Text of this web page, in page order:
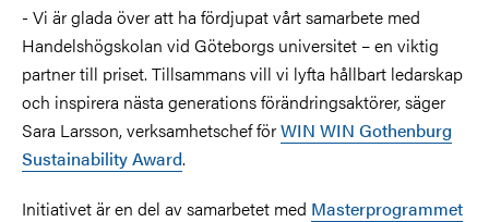
- Vi är glada över att ha fördjupat vårt samarbete med
Handelshögskolan vid Göteborgs universitet – en viktig
partner till priset. Tillsammans vill vi lyfta hållbart ledarskap
och inspirera nästa generations förändringsaktörer, säger
Sara Larsson, verksamhetschef förWIN WIN Gothenburg
Sustainability Award.
Initiativet är en del av samarbetet med Masterprogrammet